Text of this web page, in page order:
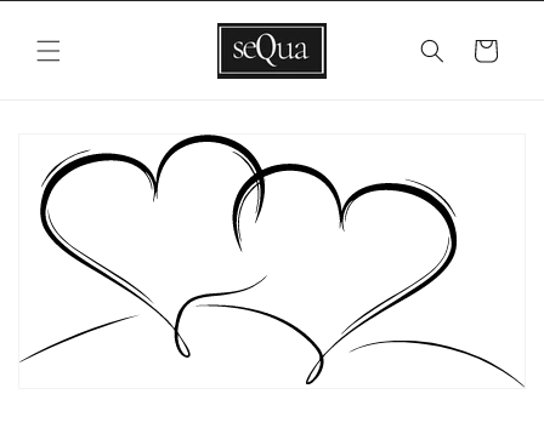
Vai
ai contenuti
Carrello